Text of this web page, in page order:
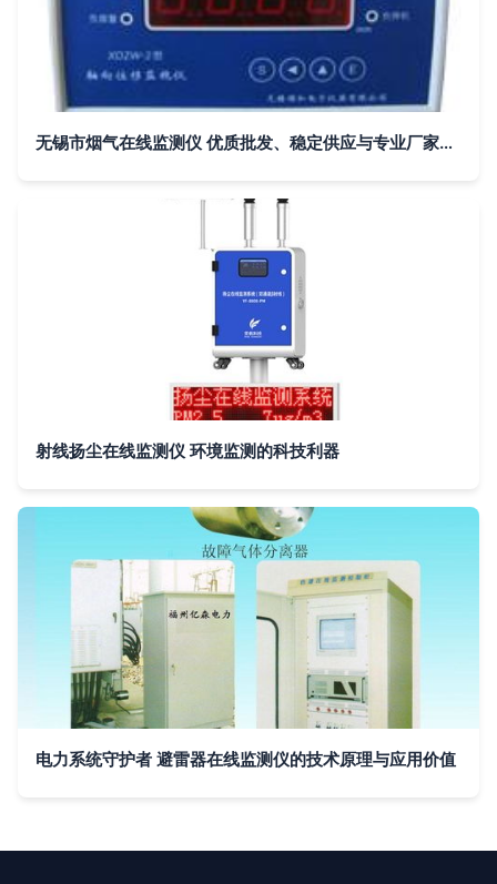
无锡市烟气在线监测仪 优质批发、稳定供应与专业厂家的全方位指南
射线扬尘在线监测仪 环境监测的科技利器
电力系统守护者 避雷器在线监测仪的技术原理与应用价值